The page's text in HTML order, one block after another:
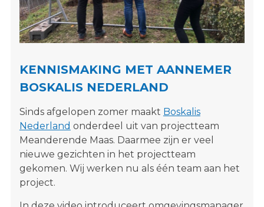
KENNISMAKING MET AANNEMER
BOSKALIS NEDERLAND
Sinds afgelopen zomer maakt Boskalis
Nederland onderdeel uit van projectteam
Meanderende Maas. Daarmee zijn er veel
nieuwe gezichten in het projectteam
gekomen. Wij werken nu als één team aan het
project.